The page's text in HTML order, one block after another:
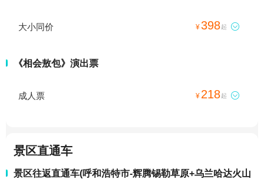
大小同价 ¥398起 
《相会敖包》演出票
成人票 ¥ 218起 
景区直通车
景区往返直通车(呼和浩特市-辉腾锡勒草原+乌兰哈达火山